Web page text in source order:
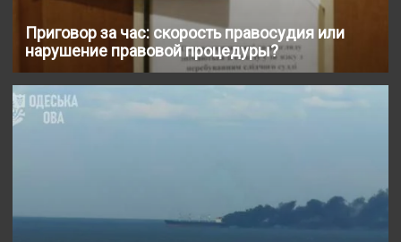
Приговор за час: скорость правосудия или
нарушение правовой процедуры?